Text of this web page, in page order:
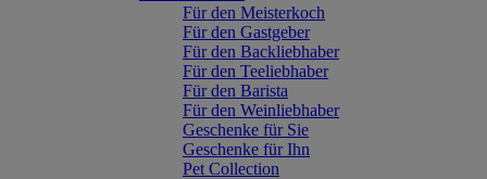
Für den Meisterkoch
Für den Gastgeber
Für den Backliebhaber
Für den Teeliebhaber
Für den Barista
Für den Weinliebhaber
Geschenke für Sie
Geschenke für Ihn
Pet Collection